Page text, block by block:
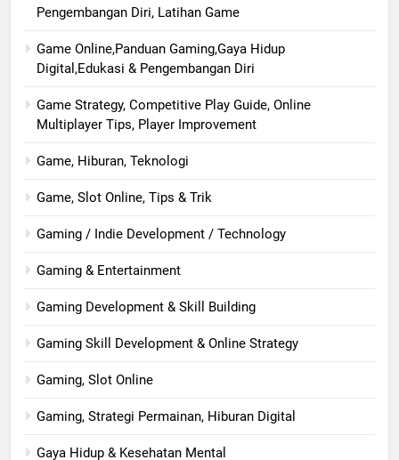
Pengembangan Diri, Latihan Game
Game Online,Panduan Gaming,Gaya Hidup
Digital,Edukasi & Pengembangan Diri
Game Strategy, Competitive Play Guide, Online
Multiplayer Tips, Player Improvement
Game, Hiburan, Teknologi
Game, Slot Online, Tips & Trik
Gaming / Indie Development / Technology
Gaming & Entertainment
Gaming Development & Skill Building
Gaming Skill Development & Online Strategy
Gaming, Slot Online
Gaming, Strategi Permainan, Hiburan Digital
Gaya Hidup & Kesehatan Mental